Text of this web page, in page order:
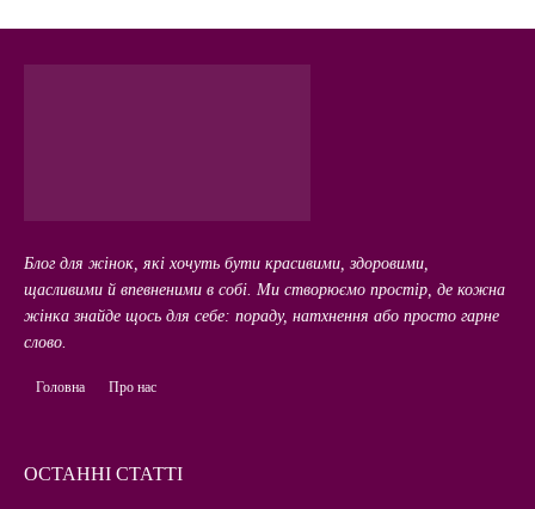
Блог для жінок, які хочуть бути красивими, здоровими,
щасливими й впевненими в собі. Ми створюємо простір, де кожна
жінка знайде щось для себе: пораду, натхнення або просто гарне
слово.
Головна Про нас
ОСТАННІ СТАТТІ